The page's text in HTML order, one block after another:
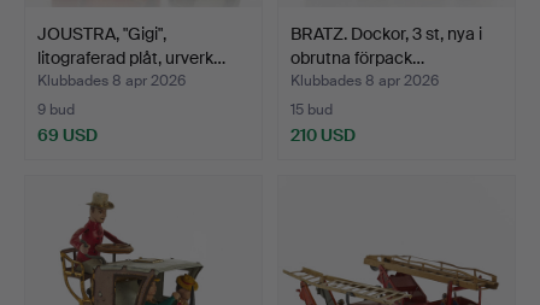
JOUSTRA, "Gigi",
litograferad plåt, urverk…
Klubbades 8 apr 2026
9 bud
69 USD
BRATZ. Dockor, 3 st, nya i
obrutna förpack…
Klubbades 8 apr 2026
15 bud
210 USD